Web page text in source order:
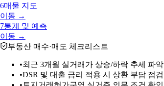
6매물 지도
이동 →
7통계 및 예측
이동 →
부동산 매수·매도 체크리스트
•최근 3개월 실거래가 상승/하락 추세 파악
•DSR 및 대출 금리 적용 시 상환 부담 점검